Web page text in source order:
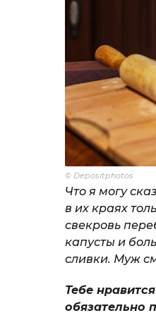
© Depositphotos
Что я могу
в их краях
свекровь
капусты и
сливки. Муж
Тебе
обязательно